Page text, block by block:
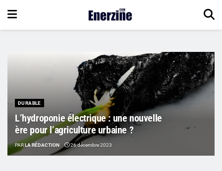
DURABLE
L’hydroponie électrique : une nouvelle
ère pour l’agriculture urbaine ?
PARLA RÉDACTION 26 décembre 2023